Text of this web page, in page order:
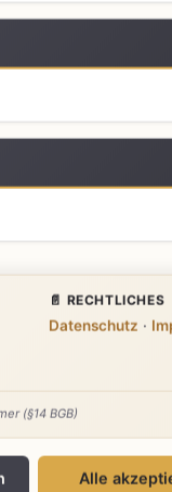
📄 RECHTLICHES
Datenschutz ·
(§14 BGB)
Alle